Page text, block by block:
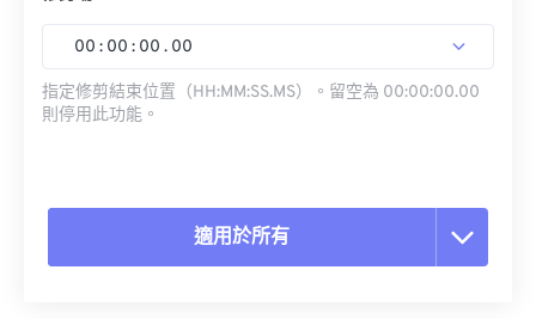
00 : 00 : 00 . 00
指定修剪結束位置（HH:MM:SS.MS）。留空為 00:00:00.00
則停用此功能。
適用於所有